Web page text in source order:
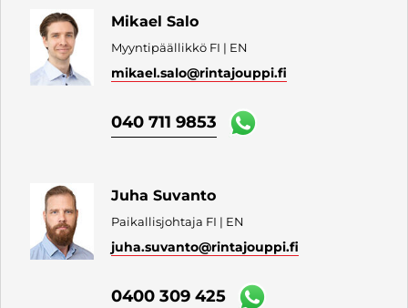
Mikael Salo
Myyntipäällikkö FI | EN
mikael.salo@rintajouppi.fi
040 711 9853
Juha Suvanto
Paikallisjohtaja FI | EN
juha.suvanto@rintajouppi.fi
0400 309 425